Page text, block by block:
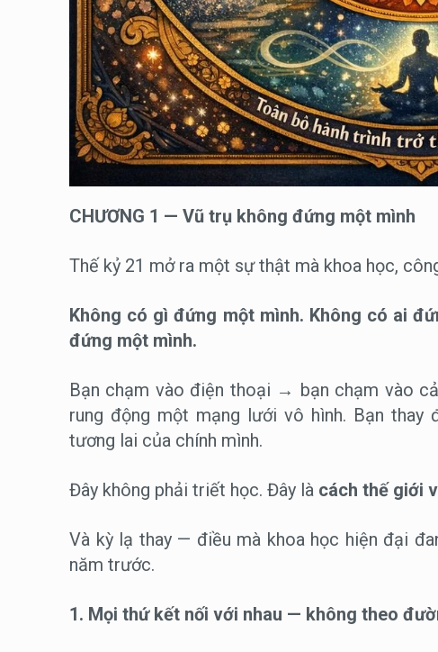
CHƯƠNG 1 — Vũ trụ không đứng một mình
Thế kỷ 21 mở ra một sự thật mà khoa học,
Không có gì đứng một mình. Không có ai
đứng một mình.
Bạn chạm vào điện thoại → bạn chạm vào
rung động một mạng lưới vô hình. Bạn
tương lai của chính mình.
Đây không phải triết học. Đây là cách thế giới
Và kỳ lạ thay — điều mà khoa học hiện đại
năm trước.
1. Mọi thứ kết nối với nhau — không theo